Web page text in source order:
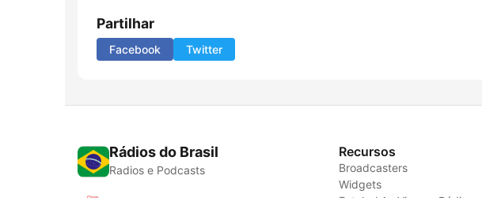
Partilhar
Facebook Twitter
Rádios do Brasil
Radios e Podcasts
Recursos
Broadcasters
Widgets